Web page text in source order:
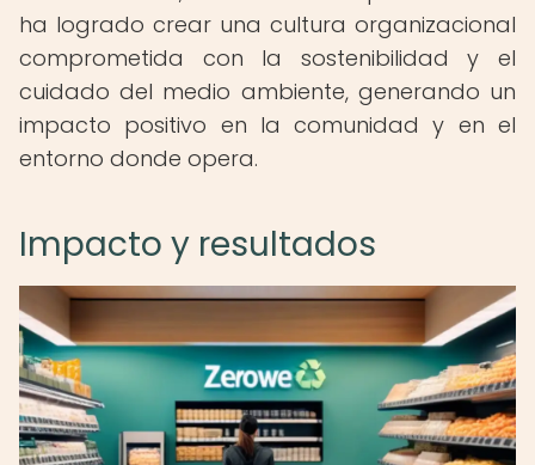
ha logrado crear una cultura organizacional
comprometida con la sostenibilidad y el
cuidado del medio ambiente, generando un
impacto positivo en la comunidad y en el
entorno donde opera.
Impacto y resultados